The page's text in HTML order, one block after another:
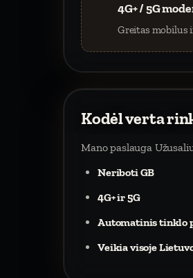
4G+ / 5G
Greitas mobilus
Kodėl verta
Mano paslauga
Neriboti GB
4G+ ir 5G
Automatinis tinklo
Veikia visoje